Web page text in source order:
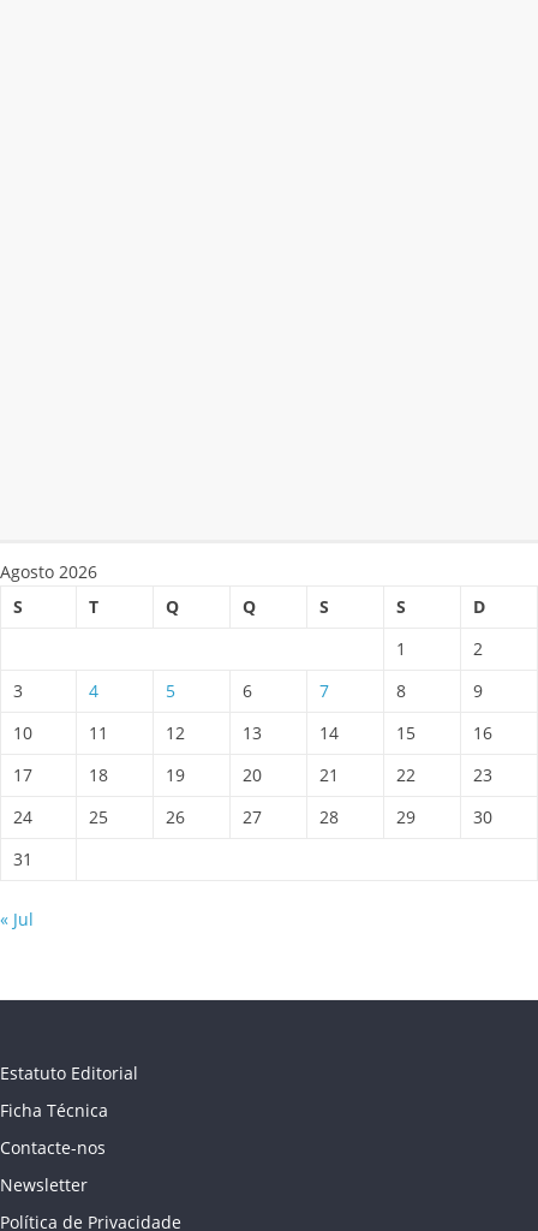
Agosto 2026
S
T Q Q S S
D
1
2
3
4 5 6 7 8
9
10
11 12 13 14 15
16
17
18 19 20 21 22
23
24
25 26 27 28 29
30
31
« Jul
Estatuto Editorial
Ficha Técnica
Contacte-nos
Newsletter
Política de Privacidade